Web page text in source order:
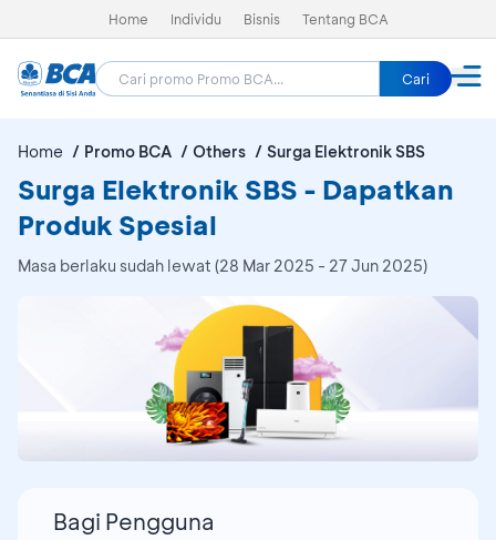
Home Individu Bisnis Tentang BCA
Cari
Home Promo BCA Others Surga Elektronik SBS
Surga Elektronik SBS - Dapatkan
Produk Spesial
Masa berlaku sudah lewat (28 Mar 2025 - 27 Jun 2025)
Bagi Pengguna